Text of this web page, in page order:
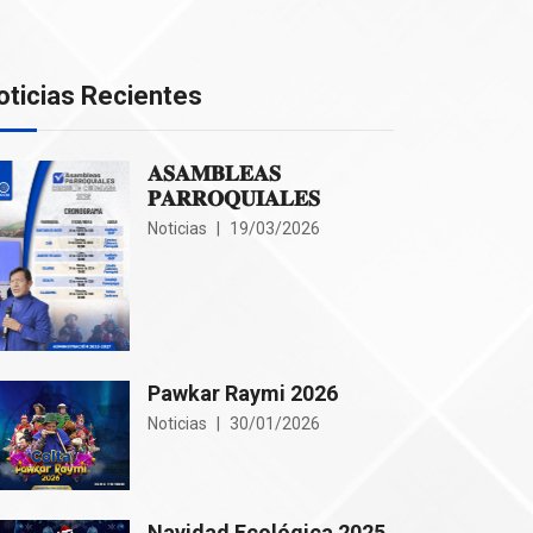
Recientes
𝐀𝐒𝐀𝐌𝐁𝐋𝐄𝐀𝐒
𝐏𝐀𝐑𝐑𝐎𝐐𝐔𝐈𝐀𝐋𝐄𝐒
Noticias 19/03/2026
Pawkar Raymi 2026
Noticias 30/01/2026